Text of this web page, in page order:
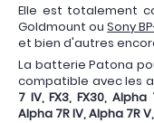
Elle est totalement
Goldmount ouSony
et bien d'autres
La batterie Patona
compatible avec les
7 IV, FX3, FX30,
Alpha 7R IV, Alpha 7R